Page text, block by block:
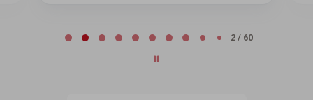
2 / 60